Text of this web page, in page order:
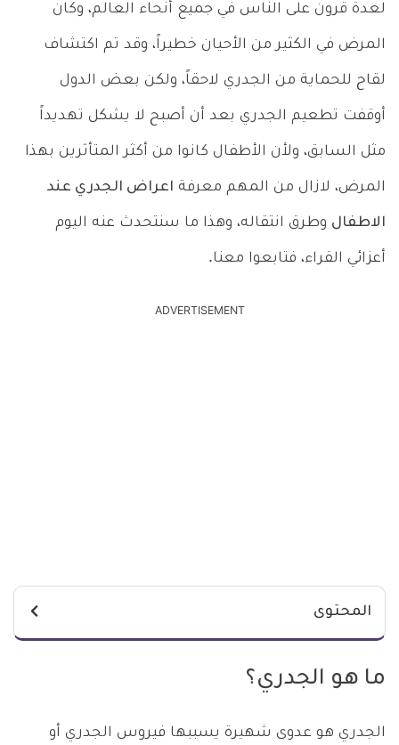
لعدة قرون على الناس في جميع أنحاء العالم، وكان
المرض في الكثير من الأحيان خطيراً، وقد تم اكتشاف
لقاح للحماية من الجدري لاحقاً، ولكن بعض الدول
أوقفت تطعيم الجدري بعد أن أصبح لا يشكل تهديداً
مثل السابق، ولأن الأطفال كانوا من أكثر المتأثرين بهذا
المرض، لازال من المهم معرفة اعراض الجدري عند
الاطفال وطرق انتقاله، وهذا ما سنتحدث عنه اليوم
أعزائي القراء، فتابعوا معنا.
ADVERTISEMENT
المحتوى
ما هو الجدري؟
الجدري هو عدوى شهيرة يسببها فيروس الجدري أو